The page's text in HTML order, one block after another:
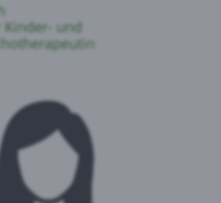
Kinder- und